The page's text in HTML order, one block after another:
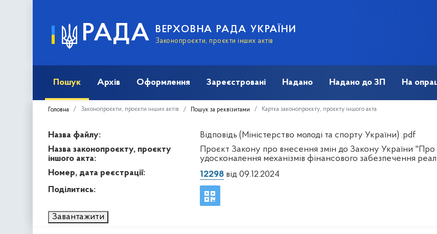
РАДА ВЕРХОВНА РАДА УКРАЇНИ
Законопроєкти, проєкти інших актів
Пошук Архів Оформлення Зареєстровані Надано Надано до ЗП На
Головна Законопроєкти, проєкти інших актів Пошук за реквізитами Картка законопроєкту, проєкту іншого акта
Назва файлу:
Відповідь (Міністерство молоді та спорту України) .pdf
Назва законопроєкту, проєкту
іншого акта:
Проєкт Закону про внесення змін до Закону України "Про
удосконалення механізмів фінансового забезпечення
Номер, дата реєстрації:
12298від 09.12.2024
Поділитись:
Завантажити